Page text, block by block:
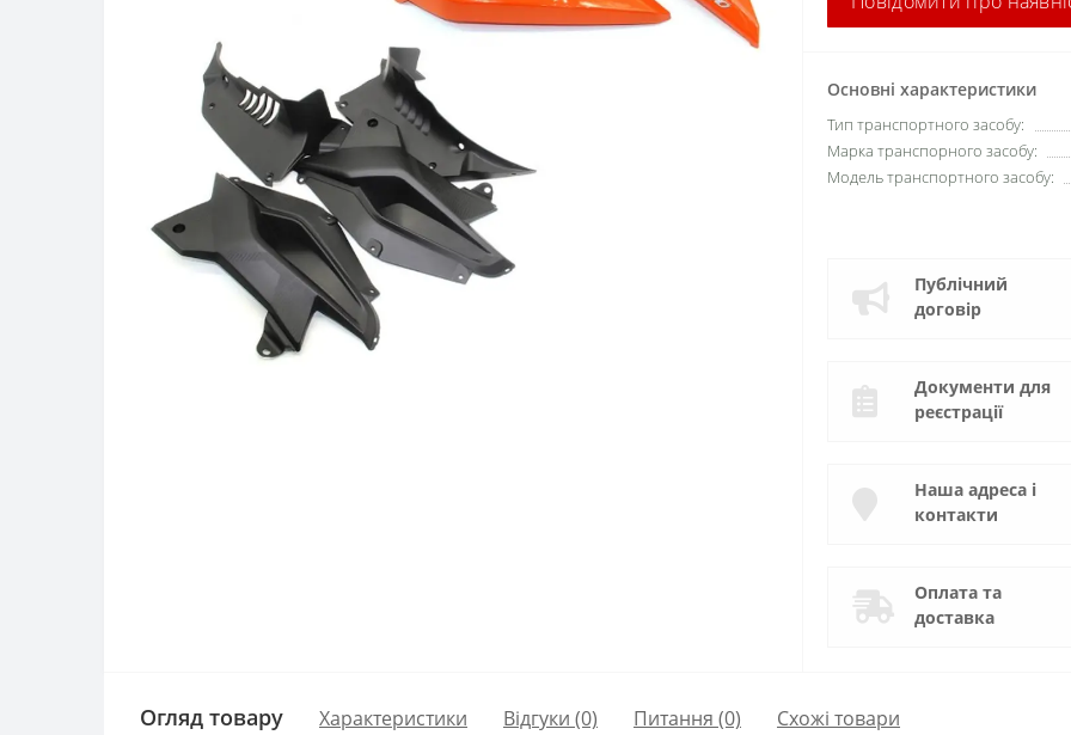
Основні характеристики
Тип транспортного засобу:
Марка транспорного засобу:
Модель транспортного засобу:
Публічний
договір
Документи для
реєстрації
Наша адреса і
контакти
Оплата та
доставка
Огляд товару Характеристики Відгуки (0) Питання (0) Схожі товари